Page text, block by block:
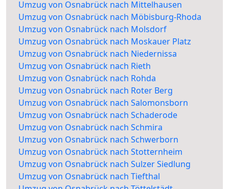
Umzug von Osnabrück nach Mittelhausen
Umzug von Osnabrück nach Möbisburg-Rhoda
Umzug von Osnabrück nach Molsdorf
Umzug von Osnabrück nach Moskauer Platz
Umzug von Osnabrück nach Niedernissa
Umzug von Osnabrück nach Rieth
Umzug von Osnabrück nach Rohda
Umzug von Osnabrück nach Roter Berg
Umzug von Osnabrück nach Salomonsborn
Umzug von Osnabrück nach Schaderode
Umzug von Osnabrück nach Schmira
Umzug von Osnabrück nach Schwerborn
Umzug von Osnabrück nach Stotternheim
Umzug von Osnabrück nach Sulzer Siedlung
Umzug von Osnabrück nach Tiefthal